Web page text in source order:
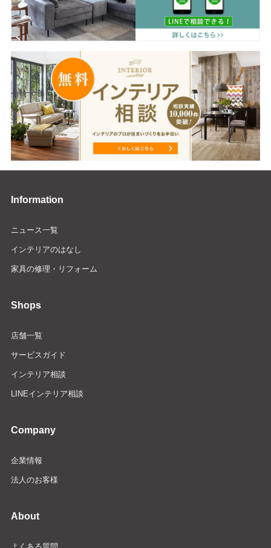
Information
ニュース一覧
インテリアのはなし
家具の修理・リフォーム
Shops
店舗一覧
サービスガイド
インテリア相談
LINEインテリア相談
Company
企業情報
法人のお客様
About